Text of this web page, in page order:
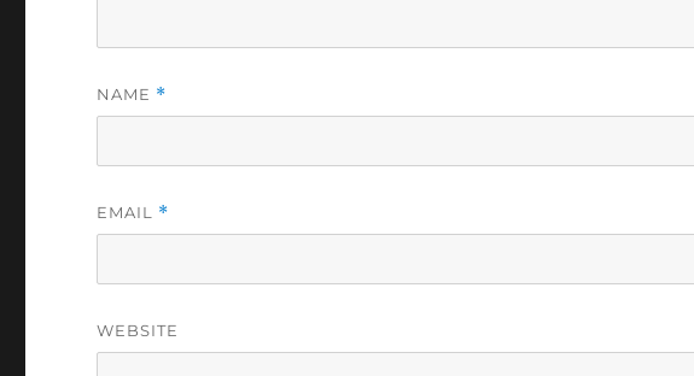
NAME *
EMAIL *
WEBSITE